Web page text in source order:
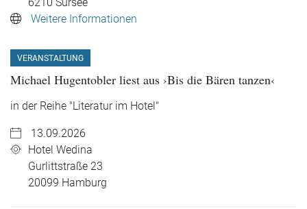
Weitere Informationen
VERANSTALTUNG
Michael Hugentobler liest aus ›Bis die Bären tanzen‹
in der Reihe "Literatur im Hotel"
13.09.2026
Hotel Wedina
Gurlittstraße 23
20099 Hamburg